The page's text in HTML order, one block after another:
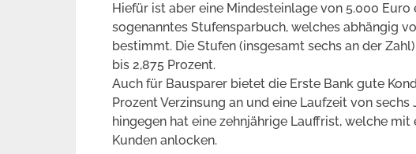
Hiefür ist aber eine Mindesteinlage von 5.000
sogenanntes Stufensparbuch, welches abhängig
bestimmt. Die Stufen (insgesamt sechs an der
bis 2,875 Prozent.
Auch für Bausparer bietet die Erste Bank gute
Prozent Verzinsung an und eine Laufzeit von
hingegen hat eine zehnjährige Lauffrist, welche
Kunden anlocken.